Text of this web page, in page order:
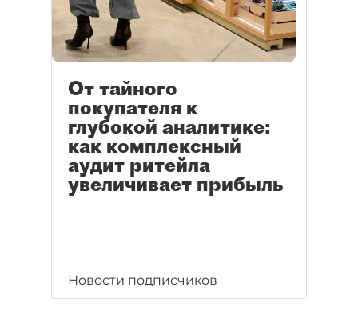
От тайного
покупателя к
глубокой аналитике:
как комплексный
аудит ритейла
увеличивает прибыль
Новости подписчиков